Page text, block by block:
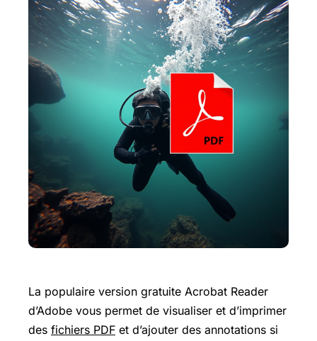
La populaire version gratuite Acrobat Reader
d’Adobe vous permet de visualiser et d’imprimer
des fichiers PDF et d’ajouter des annotations si